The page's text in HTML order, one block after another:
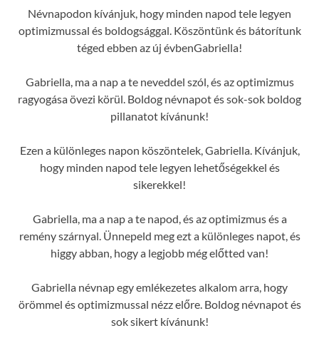
Névnapodon kívánjuk, hogy minden napod tele legyen
optimizmussal és boldogsággal. Köszöntünk és bátorítunk
téged ebben az új évbenGabriella!
Gabriella, ma a nap a te neveddel szól, és az optimizmus
ragyogása övezi körül. Boldog névnapot és sok-sok boldog
pillanatot kívánunk!
Ezen a különleges napon köszöntelek, Gabriella. Kívánjuk,
hogy minden napod tele legyen lehetőségekkel és
sikerekkel!
Gabriella, ma a nap a te napod, és az optimizmus és a
remény szárnyal. Ünnepeld meg ezt a különleges napot, és
higgy abban, hogy a legjobb még előtted van!
Gabriella névnap egy emlékezetes alkalom arra, hogy
örömmel és optimizmussal nézz előre. Boldog névnapot és
sok sikert kívánunk!